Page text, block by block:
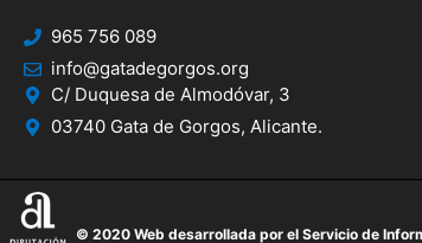
965 756 089
info@gatadegorgos.org
C/ Duquesa de Almodóvar, 3
03740 Gata de Gorgos, Alicante.
© 2020 Web desarrollada por el Servicio de